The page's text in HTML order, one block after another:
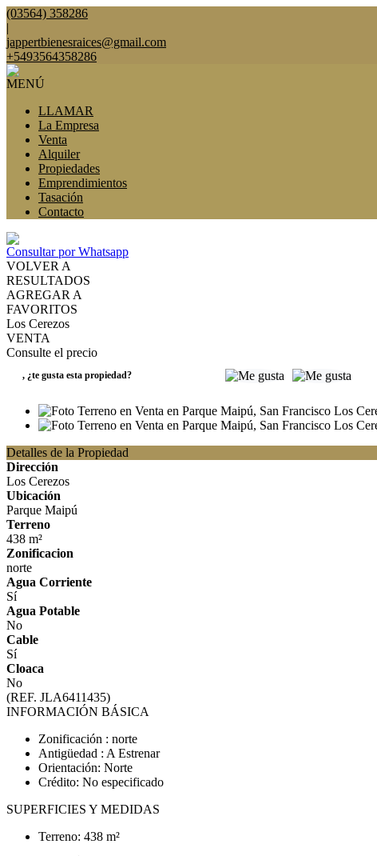
(03564) 358286
|
jappertbienesraices@gmail.com
+5493564358286
MENÚ
LLAMAR
La Empresa
Venta
Alquiler
Propiedades
Emprendimientos
Tasación
Contacto
Consultar por Whatsapp
VOLVER A
RESULTADOS
AGREGAR A
FAVORITOS
Los Cerezos
VENTA
Consulte el precio
, ¿te gusta esta propiedad?
Detalles de la Propiedad
Dirección
Los Cerezos
Ubicación
Parque Maipú
Terreno
438 m²
Zonificacion
norte
Agua Corriente
Sí
Agua Potable
No
Cable
Sí
Cloaca
No
(REF. JLA6411435)
INFORMACIÓN BÁSICA
Zonificación : norte
Antigüedad : A Estrenar
Orientación: Norte
Crédito: No especificado
SUPERFICIES Y MEDIDAS
Terreno: 438 m²